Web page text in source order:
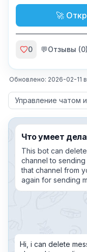
🚀
0 💬Отзывы (0)
Обновлено: 2026-02-11 в
Управление чатом
Что умеет
This bot can
channel to
that channel from
again for sending
Hi, i can delete